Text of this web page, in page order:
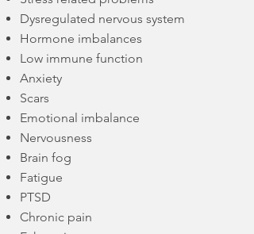
Dysregulated nervous system
Hormone imbalances
Low immune function
Anxiety
Scars
Emotional imbalance
Nervousness
Brain fog
Fatigue
PTSD
Chronic pain